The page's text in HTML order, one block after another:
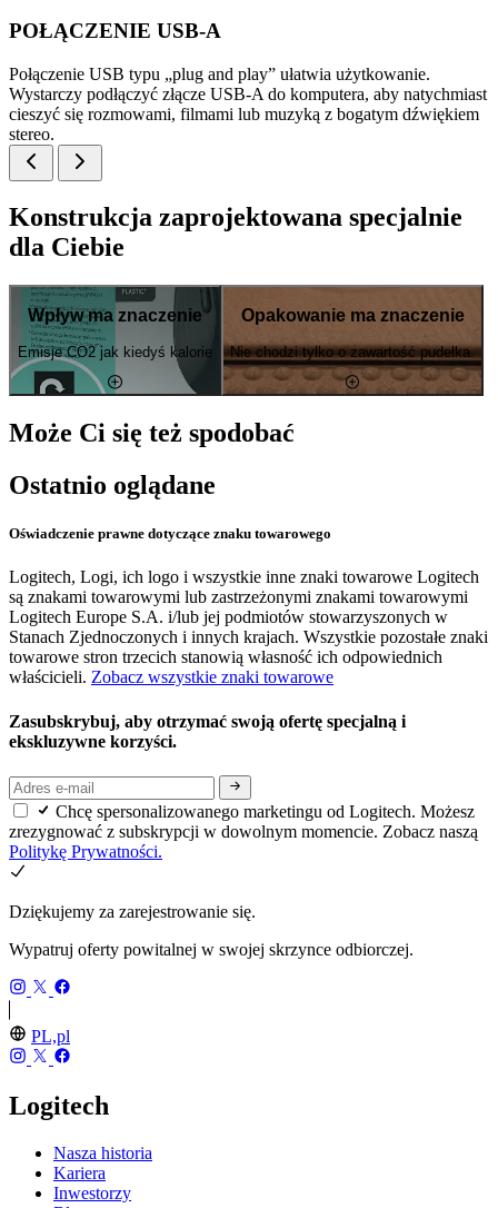
POŁĄCZENIE USB-A
Połączenie USB typu „plug and play” ułatwia użytkowanie.
Wystarczy podłączyć złącze USB-A do komputera, aby natychmiast
cieszyć się rozmowami, filmami lub muzyką z bogatym dźwiękiem
stereo.
Konstrukcja zaprojektowana specjalnie
dla Ciebie
Wpływ ma znaczenie
Emisje CO2 jak kiedyś kalorie
Opakowanie ma znaczenie
Nie chodzi tylko o zawartość pudełka.
Może Ci się też spodobać
Ostatnio oglądane
Oświadczenie prawne dotyczące znaku towarowego
Logitech, Logi, ich logo i wszystkie inne znaki towarowe Logitech
są znakami towarowymi lub zastrzeżonymi znakami towarowymi
Logitech Europe S.A. i/lub jej podmiotów stowarzyszonych w
Stanach Zjednoczonych i innych krajach. Wszystkie pozostałe znaki
towarowe stron trzecich stanowią własność ich odpowiednich
właścicieli. Zobacz wszystkie znaki towarowe
Zasubskrybuj, aby otrzymać swoją ofertę specjalną i
ekskluzywne korzyści.
Chcę spersonalizowanego marketingu od Logitech. Możesz
zrezygnować z subskrypcji w dowolnym momencie. Zobacz naszą
Politykę Prywatności.
Dziękujemy za zarejestrowanie się.
Wypatruj oferty powitalnej w swojej skrzynce odbiorczej.
PL,pl
Logitech
Nasza historia
Kariera
Inwestorzy